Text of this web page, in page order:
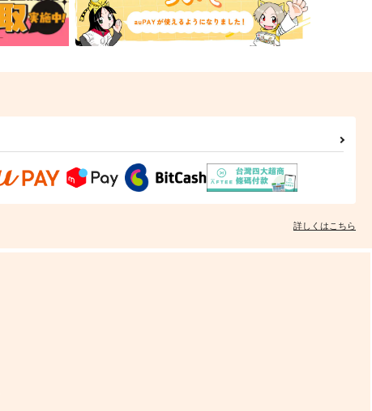
詳しくはこちら